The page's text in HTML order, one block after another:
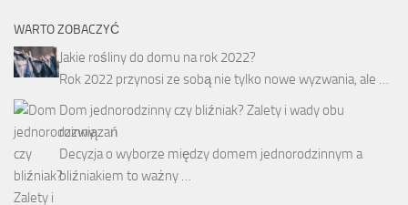
WARTO ZOBACZYĆ
Jakie rośliny do domu na rok 2022?
Rok 2022 przynosi ze sobą nie tylko nowe wyzwania, ale …
Dom jednorodzinny czy bliźniak? Zalety i wady obu
rozwiązań
Decyzja o wyborze między domem jednorodzinnym a
bliźniakiem to ważny …